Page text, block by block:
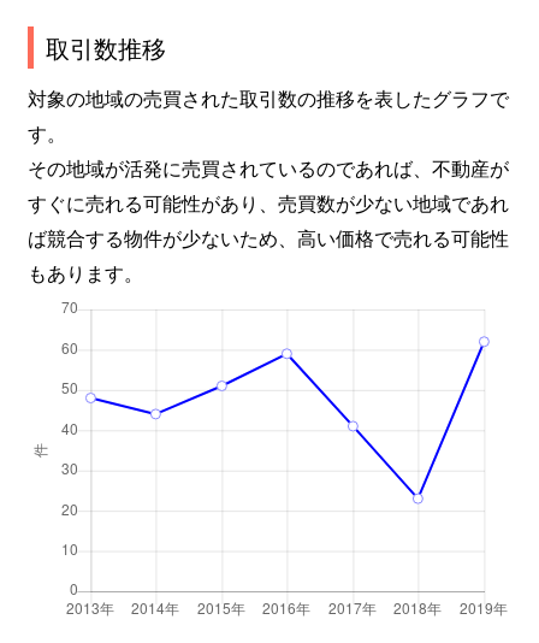
取引数推移
対象の地域の売買された取引数の推移を表したグラフで
す。
その地域が活発に売買されているのであれば、不動産が
すぐに売れる可能性があり、売買数が少ない地域であれ
ば競合する物件が少ないため、高い価格で売れる可能性
もあります。